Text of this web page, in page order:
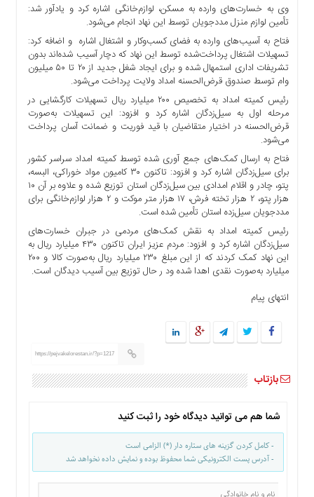
برگه
نمونه
تعرفه
درباره
اخبار
سایت
ارتباط
نمونه
تعرفه
درباره
رسانه
وی به خسارت‌های وارده به مسکن، لوازم‌خانگی اشاره کرد و یادآور شد:
تأمین لوازم منزل مددجویان توسط این نهاد انجام می‌شود.
فتاح به آسیب‌های وارده به فضای کسب‌وکار و اشتغال اشاره و اضافه کرد:
تسهیلات اشتغال پرداخت‌شده توسط این نهاد که دچار آسیب شده‌اند بدون
تشریفات اداری استمهال شده و برای ایجاد شغل جدید از ۲۰ تا ۵۰ میلیون
وام توسط صندوق قرض‌الحسنه امداد ولایت پرداخت می‌شود.
رئیس کمیته امداد به تخصیص ۲۰۰ میلیارد ریال تسهیلات کارگشایی در
مرحله اول به سیل‌زدگان اشاره کرد و افزود: این تسهیلات به‌صورت
قرض‌الحسنه در اختیار متقاضیان با قید فوریت و ضمانت آسان پرداخت
می‌شود.
فتاح به ارسال کمک‌های جمع آوری شده توسط کمیته امداد سراسر کشور
برای سیل‌زدگان اشاره کرد و افزود: تاکنون ۳۰ کامیون مواد خوراکی، البسه،
پتو، چادر و اقلام امدادی بین سیل‌زدگان استان توزیع شده و علاوه بر آن ۱۰
هزار پتو، ۲ هزار تخته فرش، ۱۷ هزار متر موکت و ۲ هزار لوازم‌خانگی برای
مددجویان سیل‌زده استان تأمین شده است.
رئیس کمیته امداد به نقش کمک‌های مردمی در جبران خسارت‌های
سیل‌زدگان اشاره کرد و افزود: مردم عزیز ایران تاکنون ۴۳۰ میلیارد ریال به
این نهاد کمک کردند که از این مبلغ ۲۳۰ میلیارد ریال به‌صورت کالا و ۲۰۰
میلیارد به‌صورت نقدی اهدا شده ود ر حال توزیع بین آسیب دیدگان است.
انتهای پیام
https://pejvakelorestan.ir/?p=1217
بازتاب
شما هم می توانید دیدگاه خود را ثبت کنید
- کامل کردن گزینه های ستاره دار (*) الزامی است
- آدرس پست الکترونیکی شما محفوظ بوده و نمایش داده نخواهد شد